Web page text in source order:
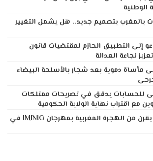
الوطنية
بالمغرب بتصميم جديد.. هل يشمل التغيير
إلى التطبيق الحازم لمقتضيات قانون
نجاعة العدالة
مأساة دموية بعد شجار بالأسلحة البيضاء
للحسابات يدقق في تصريحات ممتلكات
مع اقتراب نهاية الولاية الحكومية
أكادير تحتفي بقرن من الهجرة المغربية بمهرجان IMINIG في